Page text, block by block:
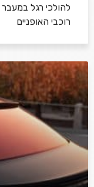
להולכי רגל
רוכבי האופניים